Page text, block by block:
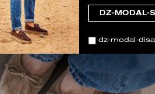
dz-modal-